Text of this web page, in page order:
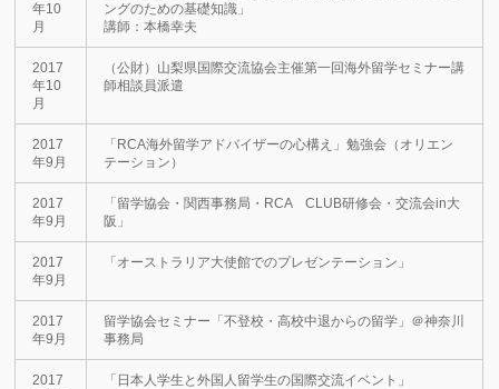
年10
月
ングのための基礎知識」
講師：本橋幸夫
2017
年10
月
（公財）山梨県国際交流協会主催第一回海外留学セミナー講
師相談員派遣
2017
年9月
「RCA海外留学アドバイザーの心構え」勉強会（オリエン
テーション）
2017
年9月
「留学協会・関西事務局・RCA CLUB研修会・交流会in大
阪」
2017
年9月
「オーストラリア大使館でのプレゼンテーション」
2017
年9月
留学協会セミナー「不登校・高校中退からの留学」＠神奈川
事務局
2017
「日本人学生と外国人留学生の国際交流イベント」